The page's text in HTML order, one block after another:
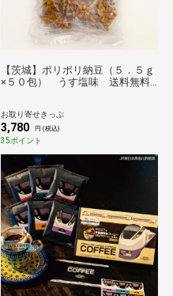
【茨城】ポリポリ納豆（５．５ｇ
×５０包） うす塩味 送料無料
お取り寄せきっぷ
3,780 円 (税込)
35ポイント